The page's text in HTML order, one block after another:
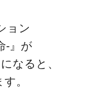
ョン
‐』が
なると、
。